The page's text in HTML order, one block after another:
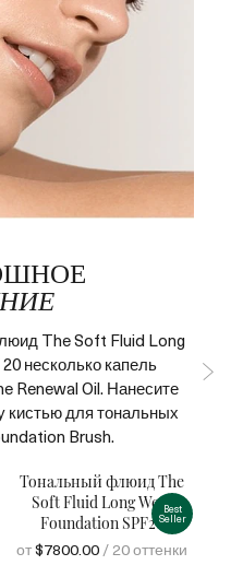
The Soft Fluid Long
несколько капель
Renewal Oil. Нанесите
для тональных
Brush.
Best
Seller
Тональный флюид The
Soft Fluid Long Wear
Foundation SPF20
от$7800.00/ 20 оттенки